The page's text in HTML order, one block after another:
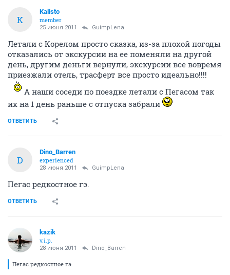
K
Kalisto
member
25 июня 2011 GuimpLеna
Летали с Корелом просто сказка, из-за плохой погоды
отказались от экскурсии на ее поменяли на другой
день, другим деньги вернули, экскурсии все вовремя
приезжали отель, трасферт все просто идеально!!!!
А наши соседи по поездке летали с Пегасом так
их на 1 день раньше с отпуска забрали
ОТВЕТИТЬ
D
Dino_Barren
experienced
28 июня 2011 GuimpLеna
Пегас редкостное гэ.
ОТВЕТИТЬ
kazik
v.i.p.
28 июня 2011 Dino_Barren
Пегас редкостное гэ.